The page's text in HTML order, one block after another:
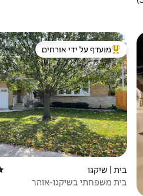
מוביל בקרב נכסים מועדפים על ידי
מועדף על ידי אורחים
בית | שיקגו
בית משפחתי בשיקגו-אוהר